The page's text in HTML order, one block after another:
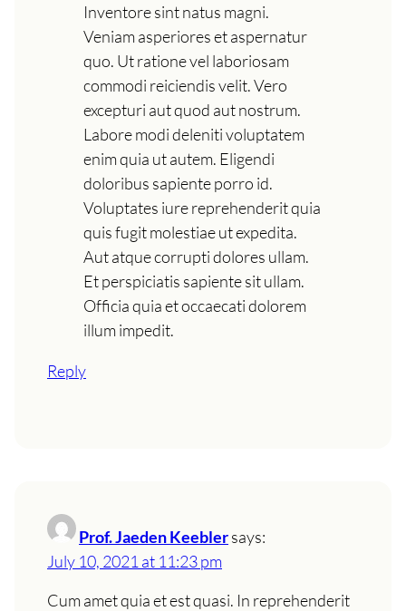
Inventore sint natus magni.
Veniam asperiores et aspernatur
quo. Ut ratione vel laboriosam
commodi reiciendis velit. Vero
excepturi aut quod aut nostrum.
Labore modi deleniti voluptatem
enim quia ut autem. Eligendi
doloribus sapiente porro id.
Voluptates iure reprehenderit quia
quis fugit molestiae ut expedita.
Aut atque corrupti dolores ullam.
Et perspiciatis sapiente sit ullam.
Officia quia et occaecati dolorem
illum impedit.
Reply
Prof. Jaeden Keeblersays:
July 10, 2021 at 11:23 pm
Cum amet quia et est quasi. In reprehenderit